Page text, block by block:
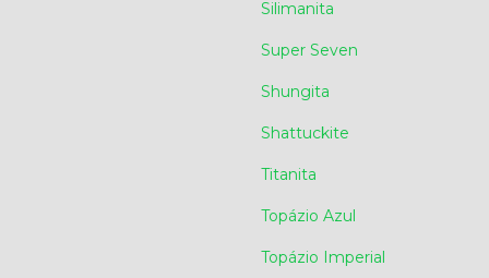
Silimanita
Super Seven
Shungita
Shattuckite
Titanita
Topázio Azul
Topázio Imperial